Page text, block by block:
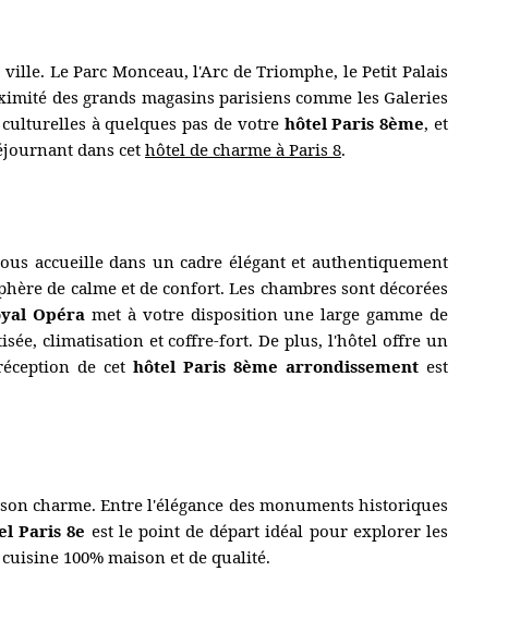
ville. Le Parc Monceau, l'Arc de Triomphe, le Petit Palais
des grands magasins parisiens comme les Galeries
à quelques pas de votre hôtel Paris 8ème, et
dans cet hôtel de charme à Paris 8.
accueille dans un cadre élégant et authentiquement
de calme et de confort. Les chambres sont décorées
Opéra met à votre disposition une large gamme de
climatisation et coffre-fort. De plus, l'hôtel offre un
de cet hôtel Paris 8ème arrondissementest
charme. Entre l'élégance des monuments historiques
Paris 8e est le point de départ idéal pour explorer les
100% maison et de qualité.